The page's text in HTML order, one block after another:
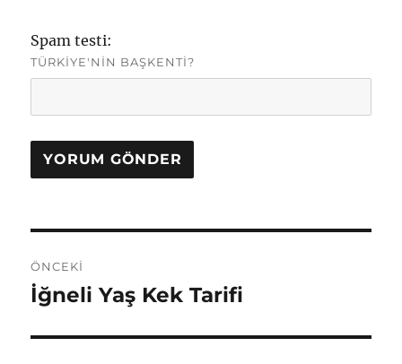
Spam testi:
TÜRKIYE'NIN BAŞKENTI?
gezinmesi
ÖNCEKI
Önceki
İğneli Yaş Kek Tarifi